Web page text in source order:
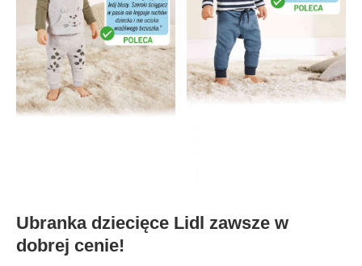
Ubranka dziecięce Lidl zawsze w
dobrej cenie!